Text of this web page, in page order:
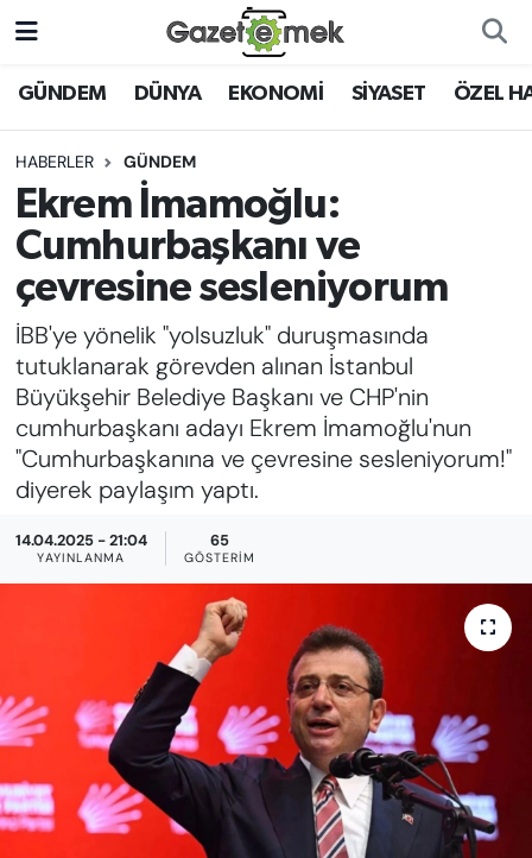
GÜNDEM DÜNYA EKONOMİ SİYASET ÖZEL
HABERLER GÜNDEM
Ekrem İmamoğlu:
Cumhurbaşkanı ve
çevresine sesleniyorum
İBB'ye yönelik "yolsuzluk" duruşmasında
tutuklanarak görevden alınan İstanbul
Büyükşehir Belediye Başkanı ve CHP'nin
cumhurbaşkanı adayı Ekrem İmamoğlu'nun
"Cumhurbaşkanına ve çevresine sesleniyorum!"
diyerek paylaşım yaptı.
14.04.2025 - 21:04
YAYINLANMA
65
GÖSTERIM
DÜNYA
EKONOMİ
EMEK HABERLERİ
YENİ MEDYADA EMEK
GAZETECİLİĞİNİ GELİŞTİRMEK
FAYDALI BİLGİLER
GÜNDEM
EĞİTİM
KADIN
KÜLTÜR-SANAT
MAGAZİN
Nöbetçi Eczaneler
Hava Durumu
İstanbul Namaz Vakitleri
Trafik Durumu
Süper Lig Puan Durumu ve Fikstür
Tüm Manşetler
Son Dakika Haberleri